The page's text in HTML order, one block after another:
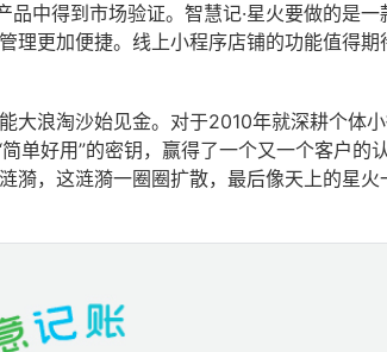
中得到市场验证。智慧记·星火要做的是一
理更加便捷。线上小程序店铺的功能值得期
大浪淘沙始见金。对于2010年就深耕个体
单好用”的密钥，赢得了一个又一个客户的
漪，这涟漪一圈圈扩散，最后像天上的星火